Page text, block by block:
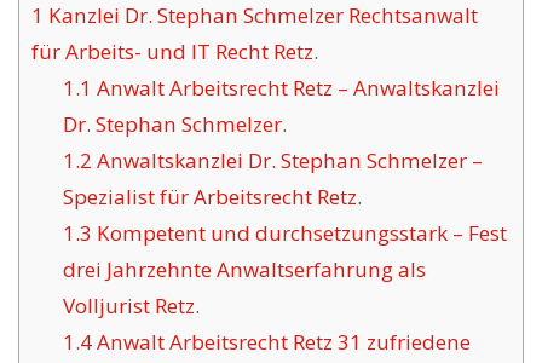
1 Kanzlei Dr. Stephan Schmelzer Rechtsanwalt
für Arbeits- und IT Recht Retz.
1.1 Anwalt Arbeitsrecht Retz – Anwaltskanzlei
Dr. Stephan Schmelzer.
1.2 Anwaltskanzlei Dr. Stephan Schmelzer –
Spezialist für Arbeitsrecht Retz.
1.3 Kompetent und durchsetzungsstark – Fest
drei Jahrzehnte Anwaltserfahrung als
Volljurist Retz.
1.4Anwalt Arbeitsrecht Retz 31 zufriedene